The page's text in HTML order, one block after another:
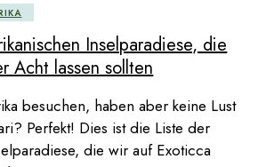
Inselparadiese, die
Acht lassen sollten
besuchen, haben aber keine Lust
Perfekt! Dies ist die Liste der
die wir auf Exoticca